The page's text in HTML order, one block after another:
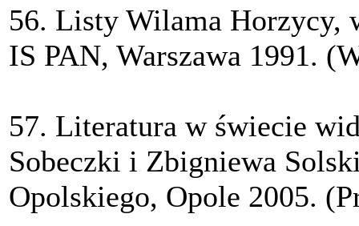
56. Listy Wilama Horzycy,
IS PAN, Warszawa 1991.
57. Literatura w świecie
Sobeczki i Zbigniewa
Opolskiego, Opole 2005.